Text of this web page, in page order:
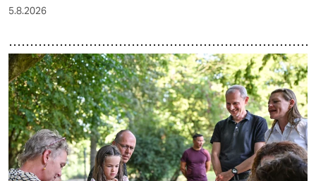
unterstützen
abo
genossenschaft
epaper login
5.8.2026